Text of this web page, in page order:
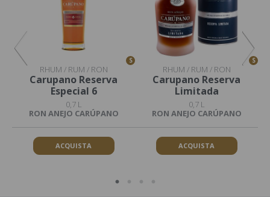
S
RHUM / RUM / RON
Carupano Reserva
Especial 6
0,7 L
RON ANEJO CARÚPANO
ACQUISTA
S
RHUM / RUM / RON
Carupano Reserva
Limitada
0,7 L
RON ANEJO CARÚPANO
ACQUISTA